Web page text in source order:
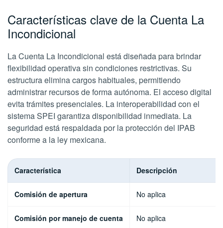
Características clave de la Cuenta La
Incondicional
La Cuenta La Incondicional está diseñada para brindar
flexibilidad operativa sin condiciones restrictivas. Su
estructura elimina cargos habituales, permitiendo
administrar recursos de forma autónoma. El acceso digital
evita trámites presenciales. La interoperabilidad con el
sistema SPEI garantiza disponibilidad inmediata. La
seguridad está respaldada por la protección del IPAB
conforme a la ley mexicana.
Característica Descripción
Comisión de apertura No aplica
Comisión por manejo de cuenta No aplica